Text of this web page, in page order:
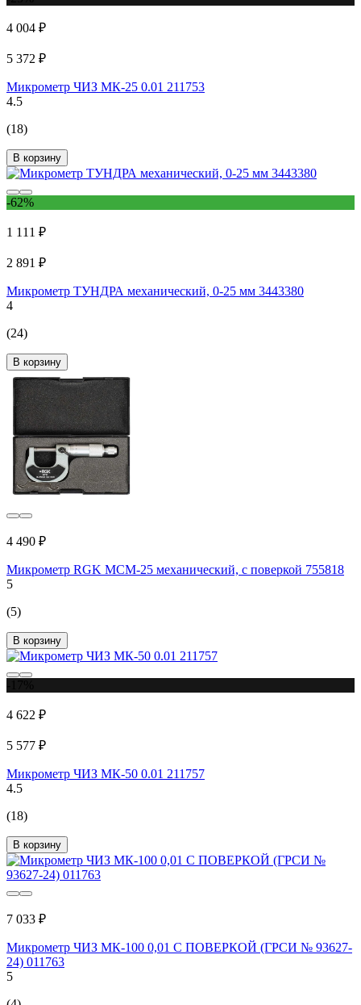
4 004 ₽
5 372 ₽
Микрометр ЧИЗ МК-25 0.01 211753
4.5
(18)
В корзину
-62%
1 111 ₽
2 891 ₽
Микрометр ТУНДРА механический, 0-25 мм 3443380
4
(24)
В корзину
4 490 ₽
Микрометр RGK MCM-25 механический, с поверкой 755818
5
(5)
В корзину
4 622 ₽
5 577 ₽
Микрометр ЧИЗ МК-50 0.01 211757
4.5
(18)
В корзину
7 033 ₽
Микрометр ЧИЗ МК-100 0,01 С ПОВЕРКОЙ (ГРСИ № 93627-
24) 011763
5